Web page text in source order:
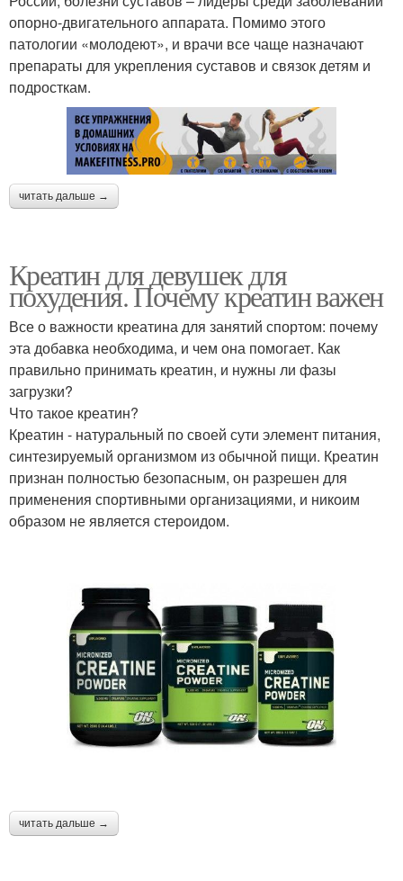
опорно-двигательного аппарата. Помимо этого
патологии «молодеют», и врачи все чаще назначают
препараты для укрепления суставов и связок детям и
подросткам.
читать дальше →
Креатин для девушек для
похудения. Почему креатин важен
Все о важности креатина для занятий спортом: почему
эта добавка необходима, и чем она помогает. Как
правильно принимать креатин, и нужны ли фазы
загрузки?
Что такое креатин?
Креатин - натуральный по своей сути элемент питания,
синтезируемый организмом из обычной пищи. Креатин
признан полностью безопасным, он разрешен для
применения спортивными организациями, и никоим
образом не является стероидом.
читать дальше →